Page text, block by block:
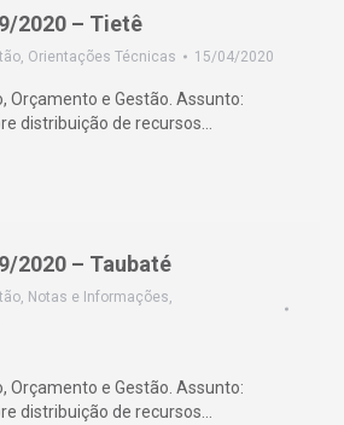
2020 – Tietê
, Orientações Técnicas 15/04/2020
Orçamento e Gestão. Assunto:
distribuição de recursos…
2020 – Taubaté
, Notas e Informações,
Orçamento e Gestão. Assunto:
distribuição de recursos…